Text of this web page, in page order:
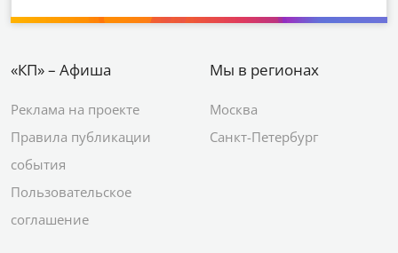
«КП» – Афиша
Реклама на проекте
Правила публикации
события
Пользовательское
соглашение
Мы в регионах
Москва
Санкт-Петербург